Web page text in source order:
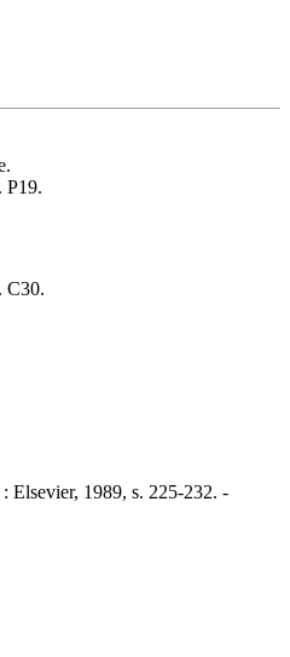
P19.
C30.
Elsevier, 1989, s. 225-232. -